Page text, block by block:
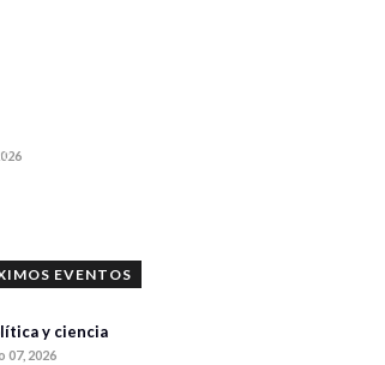
EVENTOS
y ciencia
07, 2026